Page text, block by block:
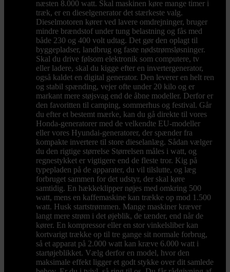
næsten 8.000 watt. Skal maskinen køre mange timer i
træk, er en dieselgenerator det stærkeste valg.
Dieselmotoren kører ved lavere omdrejninger, bruger
mindre brændstof under tung belastning og fås med
både 230 og 400 volt udtag. Det gør den oplagt til
byggepladser, landbrug og faste nødstrømsløsninger.
Skal du drive følsom elektronik som computere, tv
eller ladere, skal du kigge efter en invertergenerator,
også kaldet en digital generator. Den leverer en helt ren
og stabil spænding, vejer ofte under 20 kilo og er
markant mere støjsvag end de åbne modeller. Derfor er
den favoritten til camping, sommerhus og festival. Går
du efter et bestemt mærke, kan du gå direkte til vores
Honda-generatorer med de velkendte EU-modeller
eller vores Hyundai-generatorer, der spænder fra
kompakte invertere til store dieselanlæg. Sådan vælger
du den rigtige størrelse Størrelsen måles i watt, og
regnestykket er vigtigere end de fleste tror. Kig på
typepladen på de apparater, du vil tilslutte, og læg
forbruget sammen for det udstyr, der skal køre
samtidig. En hækkeklipper nøjes med omkring 500
watt, mens en kaffemaskine kan trække op mod 1.500
watt. Husk startstrømmen. Mange maskiner kræver
langt mere strøm i det øjeblik, de tænder, end når de
kører. En kompressor eller en stor vinkelsliber kan
kortvarigt trække op til tre gange sit normale forbrug,
så et apparat på 2.000 watt kan kræve 6.000 watt i
startøjeblikket. Vælg derfor en model, hvor den
maksimale effekt ligger et godt stykke over dit samlede